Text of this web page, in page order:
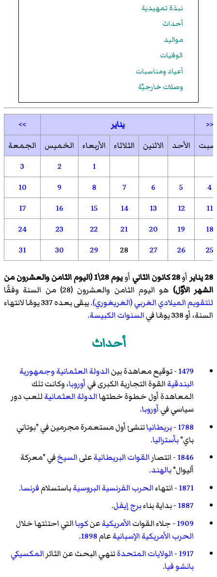
نبذة تمهيدية
أحداث
مواليد
الوفيات
أعياد ومناسبات
وصلات خارجيَّة
<< يناير
>>
الأحد الاثنين الثلاثاء الأربعاء الخميس
الجمعة
1
2
3
4
5
6
7
8
9
10
11
12
13
14
15
16
17
18
19
20
21
22
23
24
25
26
27
28
29
30
31
28 يناير أو28 كانون الثاني أو
يوم 28\1 (اليوم الثامن والعشرون من
الشهر الأوَّل) هو اليوم الثامن والعشرون (28) من السنة وفقًا
للتقويم الميلادي الغربي (الغريغوري)
. يبقى بعده 337 يومًا لانتهاء
السنة، أو 338 يومًا في
السنوات الكبيسة.
أحداث
1479- توقيع معاهدة بينالدولة العثمانيةوجمهورية
البندقيةالقوة التجارية الكبرى فيأوروبا، وكانت تلك
المعاهدة أول خطوة خطتهاالدولة العثمانيةللعب دور
سياسي فيأوروبا.
1788
-بريطانياتنشئ أول مستعمرة مجرمين في "بوتاني
باي"بأستراليا.
1846- انتصار القوات البريطانيةعلىالسيخفي "معركة
أليوال"بالهند.
1871- انتهاءالحرب الفرنسية البروسيةباستسلامفرنسا.
1887- بداية بناءبرج إيفل.
1909- جلاء القواتالأمريكيةعنكوباالتي احتلتها خلال
الحرب الأمريكية الإسبانيةعام1898
.
1917
-الولايات المتحدةتنهي البحث عن الثائر المكسيكي
بانشو فيا.